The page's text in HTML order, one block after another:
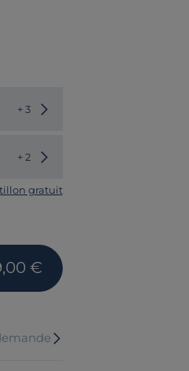
+ 3 Choisir une autre couleur
+ 2 Choisir un autre modèle
gratuit
€